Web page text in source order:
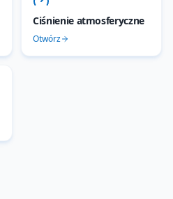
Ciśnienie atmosferyczne
Otwórz